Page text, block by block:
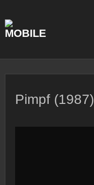
content
Pimpf (1987)